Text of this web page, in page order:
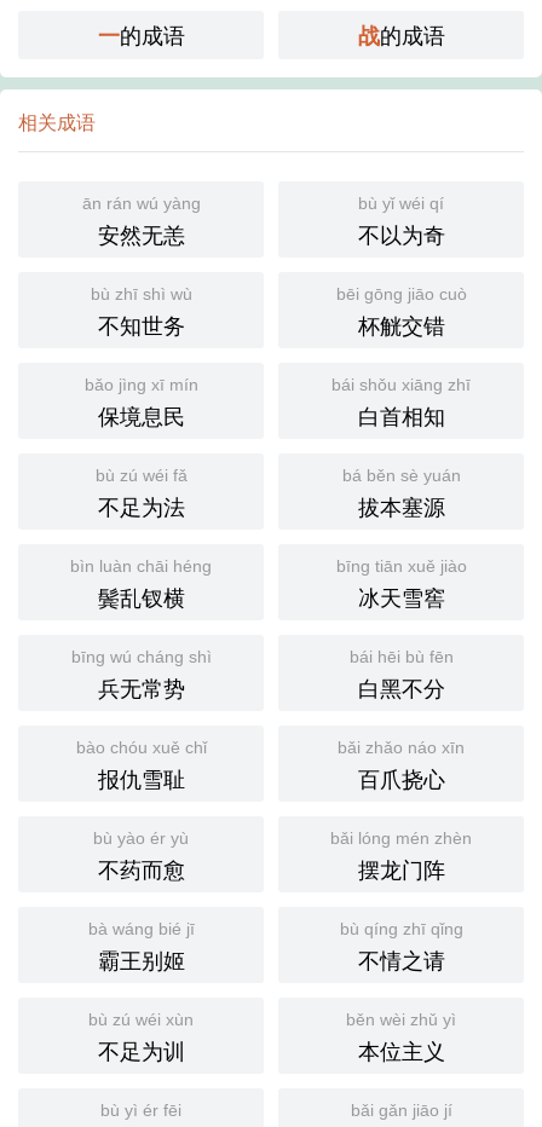
一的成语 战的成语
相关成语
ān rán wú yàng
安然无恙
bù yǐ wéi qí
不以为奇
bù zhī shì wù
不知世务
bēi gōng jiāo cuò
杯觥交错
bǎo jìng xī mín
保境息民
bái shǒu xiāng zhī
白首相知
bù zú wéi fǎ
不足为法
bá běn sè yuán
拔本塞源
bìn luàn chāi héng
鬓乱钗横
bīng tiān xuě jiào
冰天雪窖
bīng wú cháng shì
兵无常势
bái hēi bù fēn
白黑不分
bào chóu xuě chǐ
报仇雪耻
bǎi zhǎo náo xīn
百爪挠心
bù yào ér yù
不药而愈
bǎi lóng mén zhèn
摆龙门阵
bà wáng bié jī
霸王别姬
bù qíng zhī qǐng
不情之请
bù zú wéi xùn
不足为训
běn wèi zhǔ yì
本位主义
bù yì ér fēi bǎi gǎn jiāo jí